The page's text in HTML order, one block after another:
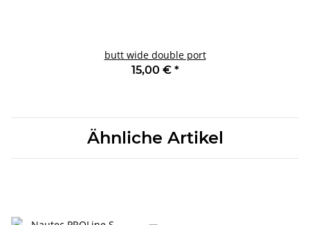
butt wide double port
15,00 € *
Ähnliche Artikel